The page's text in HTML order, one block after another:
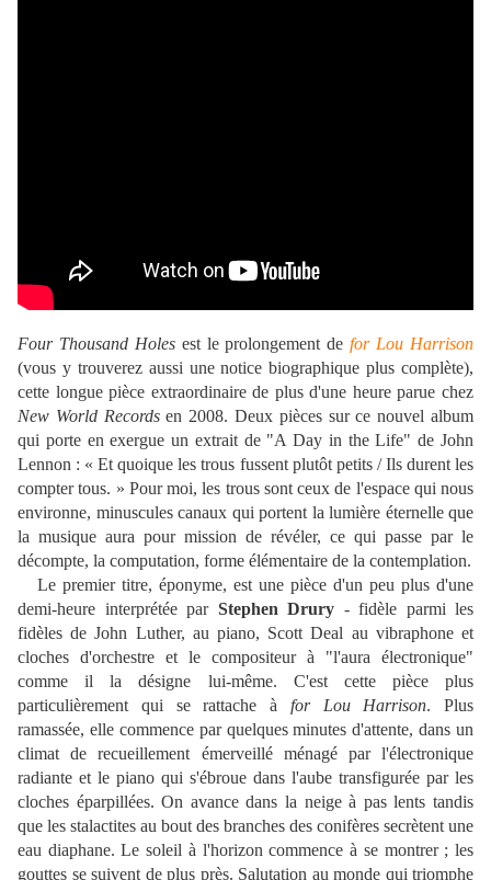
Four Thousand Holesest le prolongement defor Lou Harrison
(vous y trouverez aussi une notice biographique plus complète),
cette longue pièce extraordinaire de plus d'une heure parue chez
New World Recordsen 2008. Deux pièces sur ce nouvel album
qui porte en exergue un extrait de "A Day in the Life" de John
Lennon : « Et quoique les trous fussent plutôt petits / Ils durent les
compter tous. » Pour moi, les trous sont ceux de l'espace qui nous
environne, minuscules canaux qui portent la lumière éternelle que
la musique aura pour mission de révéler, ce qui passe par le
décompte, la computation, forme élémentaire de la contemplation.
Le premier titre, éponyme, est une pièce d'un peu plus d'une
demi-heure interprétée par Stephen Drury - fidèle parmi les
fidèles de John Luther, au piano, Scott Deal au vibraphone et
cloches d'orchestre et le compositeur à "l'aura électronique"
comme il la désigne lui-même. C'est cette pièce plus
particulièrement qui se rattache à for Lou Harrison. Plus
ramassée, elle commence par quelques minutes d'attente, dans un
climat de recueillement émerveillé ménagé par l'électronique
radiante et le piano qui s'ébroue dans l'aube transfigurée par les
cloches éparpillées. On avance dans la neige à pas lents tandis
que les stalactites au bout des branches des conifères secrètent une
eau diaphane. Le soleil à l'horizon commence à se montrer ; les
gouttes se suivent de plus près. Salutation au monde qui triomphe